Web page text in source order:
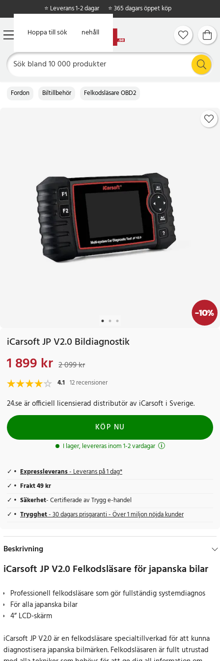
Hoppa till huvudinnehåll
Hoppa till sök
⭐ Leverans 1-2 dagar ⭐ 365 dagars öppet köp
Fordon Biltillbehör Felkodsläsare OBD2
-10%
iCarsoft JP V2.0 Bildiagnostik
Nuvarande pris:
1 899 kr 2 099 kr
4.1 12 recensioner
24.se är officiell licensierad distributör av iCarsoft i Sverige.
KÖP NU
I lager, levereras inom 1-2 vardagar
Expressleverans- Leverans på 1 dag*
Frakt 49 kr
Säkerhet- Certifierade av Trygg e-handel
Trygghet- 30 dagars prisgaranti - Över 1 miljon nöjda kunder
Beskrivning
iCarsoft JP V2.0 Felkodsläsare för japanska bilar
Professionell felkodsläsare som gör fullständig systemdiagnos
För alla japanska bilar
4” LCD-skärm
iCarsoft JP V2.0 är en felkodsläsare specialtillverkad för att kunna
diagnostisera japanska bilmärken. Felkodsläsaren är fullt utrustad